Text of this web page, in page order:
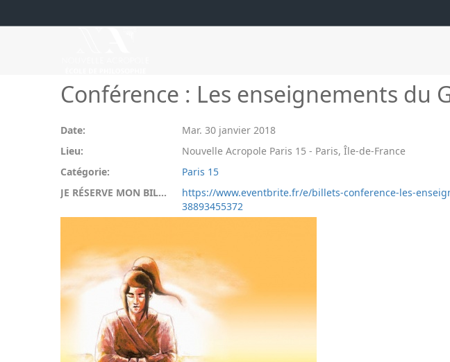
Conférence : Les enseignements
Date:
Mar. 30 janvier 2018
Lieu:
Nouvelle Acropole Paris 15 - Paris, Île-de-France
Catégorie:
Paris 15
JE RÉSERVE MON BILLET:
https://www.eventbrite.fr/e/billets-conference-les-
38893455372